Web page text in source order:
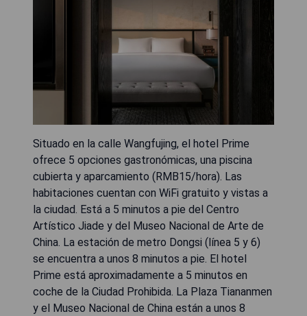
Situado en la calle Wangfujing, el hotel Prime
ofrece 5 opciones gastronómicas, una piscina
cubierta y aparcamiento (RMB15/hora). Las
habitaciones cuentan con WiFi gratuito y vistas a
la ciudad. Está a 5 minutos a pie del Centro
Artístico Jiade y del Museo Nacional de Arte de
China. La estación de metro Dongsi (línea 5 y 6)
se encuentra a unos 8 minutos a pie. El hotel
Prime está aproximadamente a 5 minutos en
coche de la Ciudad Prohibida. La Plaza Tiananmen
y el Museo Nacional de China están a unos 8